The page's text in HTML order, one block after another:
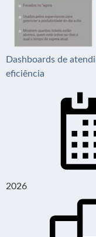
Dashboards de
eficiência
2026